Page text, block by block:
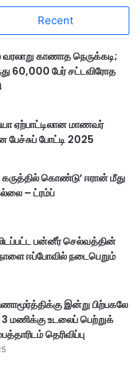
Recent
காணாத நெருக்கடி;
60,000 பேர் சட்டவிரோத
ஏற்பாட்டிலான மாணவர்
போட்டி 2025
கொண்டு’ ஈரான் மீது
– ட்ரம்ப்
பன்னீர் செல்வத்தின்
ஈப்போவில் நடைபெறும்
இன்று பிற்பகலே
3 மணிக்கு உடலைப் பெற்றுக்
தெரிவிப்பு